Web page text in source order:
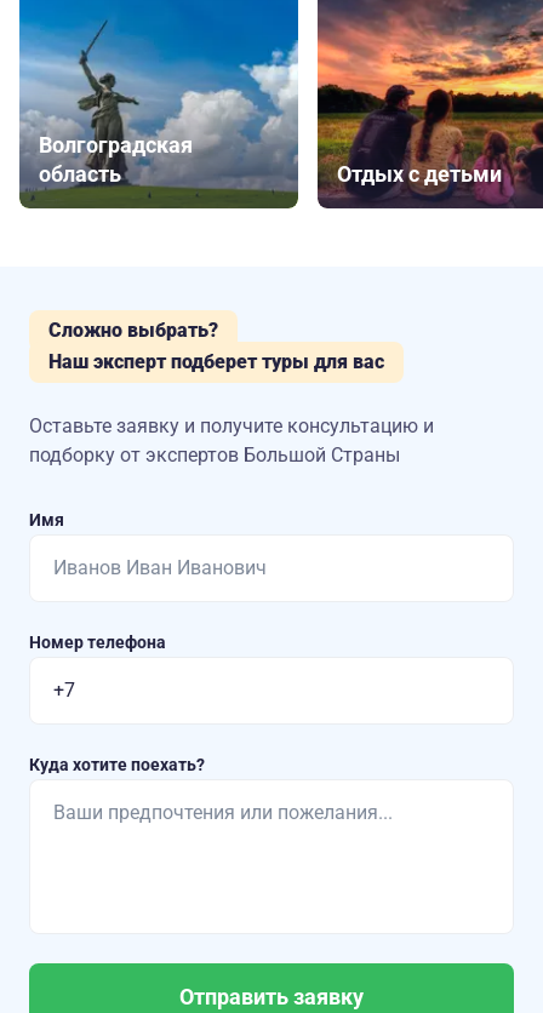
Волгоградская
область
Отдых с детьми
Сложно выбрать?
Наш эксперт подберет туры для вас
Оставьте заявку и получите консультацию и
подборку от экспертов Большой Страны
Имя
Номер телефона
Куда хотите поехать?
Отправить заявку